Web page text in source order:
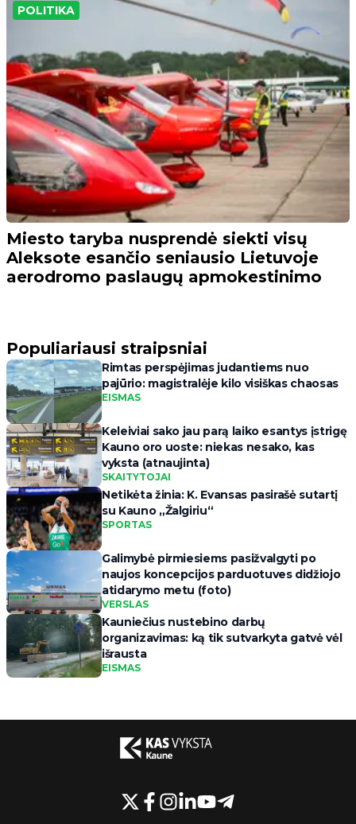
POLITIKA
Miesto taryba nusprendė siekti visų
Aleksote esančio seniausio Lietuvoje
aerodromo paslaugų apmokestinimo
Populiariausi straipsniai
Rimtas perspėjimas judantiems nuo
pajūrio: magistralėje kilo visiškas chaosas
EISMAS
Keleiviai sako jau parą laiko esantys įstrigę
Kauno oro uoste: niekas nesako, kas
vyksta (atnaujinta)
SKAITYTOJAI
Netikėta žinia: K. Evansas pasirašė sutartį
su Kauno „Žalgiriu“
SPORTAS
Galimybė pirmiesiems pasižvalgyti po
naujos koncepcijos parduotuves didžiojo
atidarymo metu (foto)
VERSLAS
Kauniečius nustebino darbų
organizavimas: ką tik sutvarkyta gatvė vėl
išrausta
EISMAS